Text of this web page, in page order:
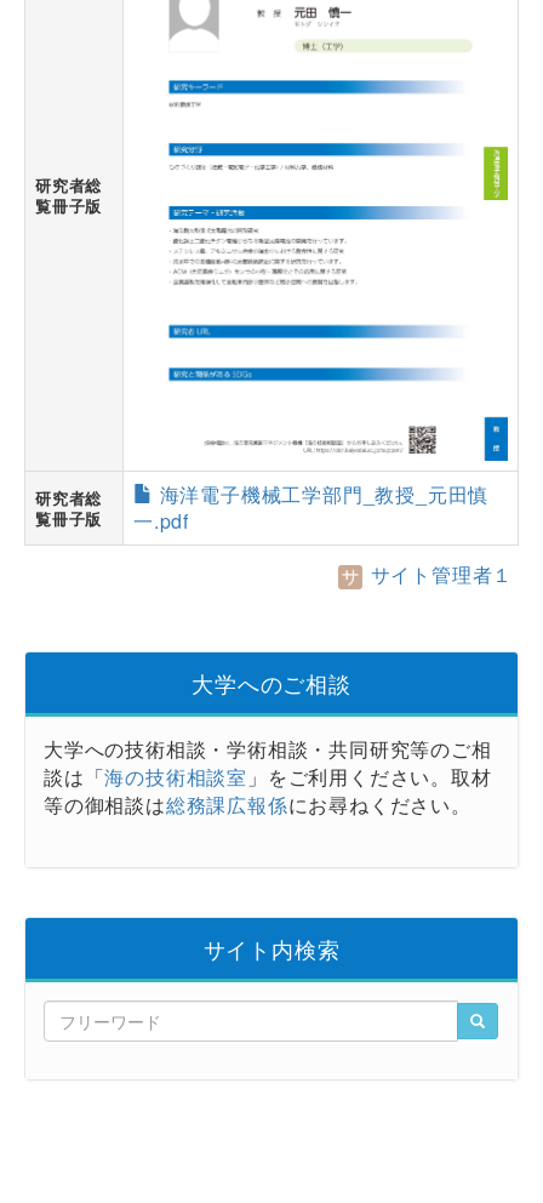
研究者総
覧冊子版
研究者総
覧冊子版
海洋電子機械工学部門_教授_元田慎
一.pdf
サイト管理者１
大学へのご相談
大学への技術相談・学術相談・共同研究等のご相
談は「海の技術相談室 」をご利用ください。取材
等の御相談は総務課広報係にお尋ねください。
サイト内検索